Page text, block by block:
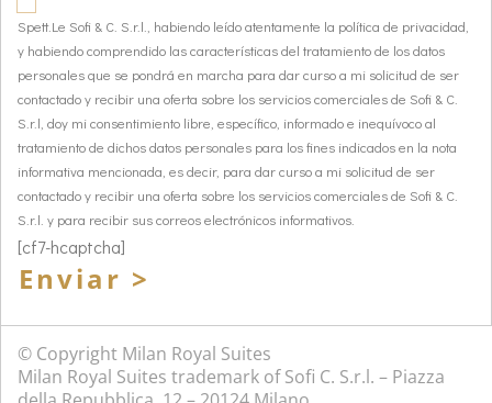
Spett.Le Sofi & C. S.r.l., habiendo leído atentamente la política de privacidad,
y habiendo comprendido las características del tratamiento de los datos
personales que se pondrá en marcha para dar curso a mi solicitud de ser
contactado y recibir una oferta sobre los servicios comerciales de Sofi & C.
S.r.l, doy mi consentimiento libre, específico, informado e inequívoco al
tratamiento de dichos datos personales para los fines indicados en la nota
informativa mencionada, es decir, para dar curso a mi solicitud de ser
contactado y recibir una oferta sobre los servicios comerciales de Sofi & C.
S.r.l. y para recibir sus correos electrónicos informativos.
[cf7-hcaptcha]
Enviar >
© Copyright Milan Royal Suites
Milan Royal Suites trademark of Sofi C. S.r.l. – Piazza